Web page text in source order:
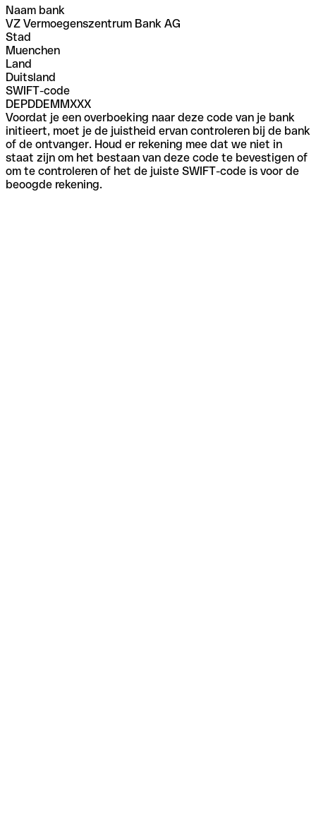
Naam bank
VZ Vermoegenszentrum Bank AG
Stad
Muenchen
Land
Duitsland
SWIFT-code
DEPDDEMMXXX
Voordat je een overboeking naar deze code van je bank
initieert, moet je de juistheid ervan controleren bij de bank
of de ontvanger. Houd er rekening mee dat we niet in
staat zijn om het bestaan van deze code te bevestigen of
om te controleren of het de juiste SWIFT-code is voor de
beoogde rekening.